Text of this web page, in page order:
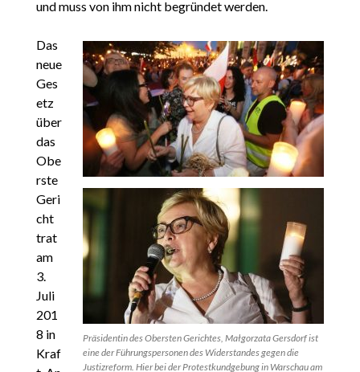
und muss von ihm nicht begründet werden.
Präsidentin des Obersten Gerichtes, Małgorzata Gersdorf ist
eine der Führungspersonen des Widerstandes gegen die
Justizreform. Hier bei der Protestkundgebung in Warschau am
Das
neue
Ges
etz
über
das
Obe
rste
Geri
cht
trat
am
3.
Juli
201
8 in
Kraf